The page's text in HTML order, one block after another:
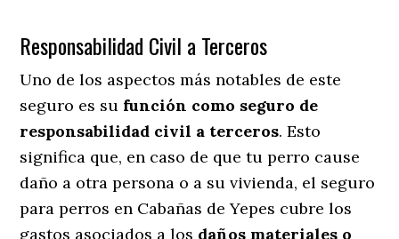
Responsabilidad Civil a Terceros
Uno de los aspectos más notables de este
seguro es su función como seguro de
responsabilidad civil a terceros. Esto
significa que, en caso de que tu perro cause
daño a otra persona o a su vivienda, el seguro
para perros en Cabañas de Yepes cubre los
gastos asociados a los daños materiales o